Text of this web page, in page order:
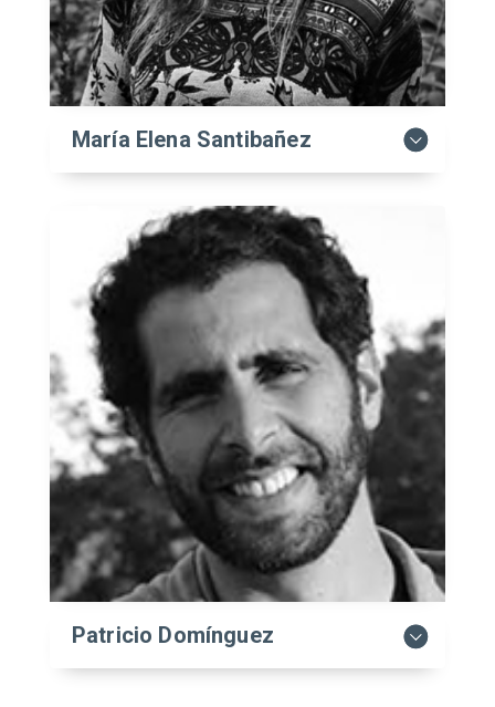
María Elena Santibañez
Patricio Domínguez